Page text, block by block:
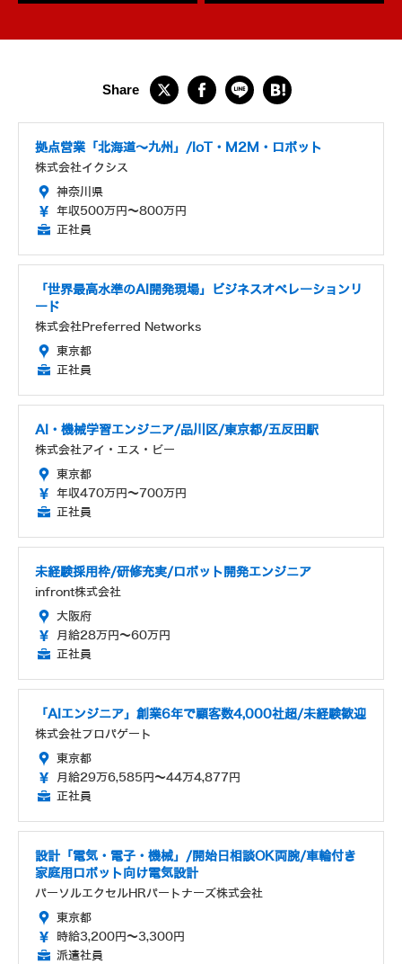
拠点営業「北海道～九州」/IoT・M2M・ロボット
株式会社イクシス
神奈川県
年収500万円～800万円
正社員
「世界最高水準のAI開発現場」ビジネスオペレーションリ
ード
株式会社Preferred Networks
東京都
正社員
AI・機械学習エンジニア/品川区/東京都/五反田駅
株式会社アイ・エス・ビー
東京都
年収470万円～700万円
正社員
未経験採用枠/研修充実/ロボット開発エンジニア
infront株式会社
大阪府
月給28万円～60万円
正社員
「AIエンジニア」創業6年で顧客数4,000社超/未経験歓迎
株式会社プロパゲート
東京都
月給29万6,585円～44万4,877円
正社員
設計「電気・電子・機械」/開始日相談OK両腕/車輪付き
家庭用ロボット向け電気設計
パーソルエクセルHRパートナーズ株式会社
東京都
時給3,200円～3,300円
派遣社員